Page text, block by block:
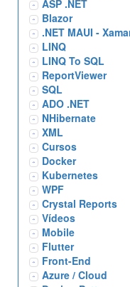
ASP .NET
Blazor
.NET MAUI -
LINQ
LINQ To SQL
ReportViewer
SQL
ADO .NET
NHibernate
XML
Cursos
Docker
Kubernetes
WPF
Crystal Reports
Vídeos
Mobile
Flutter
Front-End
Azure / Cloud